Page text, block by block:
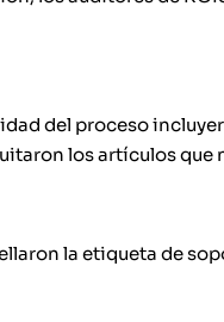
del proceso
los artículos
la etiqueta de